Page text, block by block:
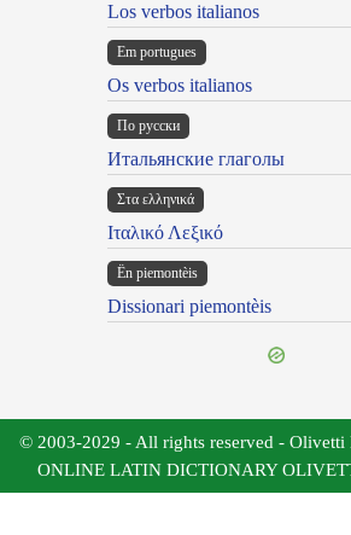
Los verbos italianos
Em portugues
Os verbos italianos
По русски
Итальянские глаголы
Στα ελληνικά
Ιταλικό Λεξικό
Ën piemontèis
Dissionari piemontèis
© 2003-2029 - All rights reserved - Olivetti
ONLINE LATIN DICTIONARY